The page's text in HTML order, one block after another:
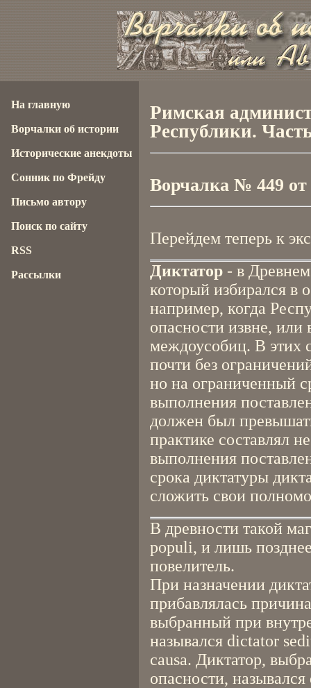
Римская
Республики.
Ворчалка № 449 от
Перейдем теперь к
Диктатор - в
который избирался в
например, когда
опасности извне, или
междоусобиц. В этих
почти без
но на ограниченный
выполнения
должен был
практике составлял
выполнения
срока диктатуры
сложить свои
В древности такой
populi, и лишь
повелитель.
При назначении
прибавлялась
выбранный при
назывался dictator
causa. Диктатор,
опасности,
На главную
Ворчалки об истории
Исторические анекдоты
Сонник по Фрейду
Письмо автору
Поиск по сайту
RSS
Рассылки